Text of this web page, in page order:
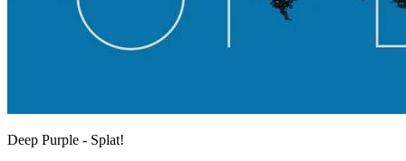
Deep Purple - Splat!